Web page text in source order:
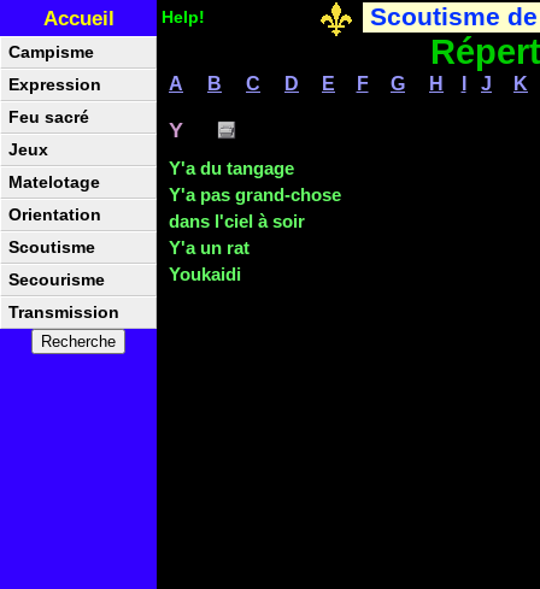
Accueil Help! Scoutisme
A B C D E F G H J K
Y
Y'a du tangage
Y'a pas grand-chose
dans l'ciel à soir
Y'a un rat
Youkaidi
Campisme
Expression
Feu sacré
Jeux
Matelotage
Orientation
Scoutisme
Secourisme
Transmission